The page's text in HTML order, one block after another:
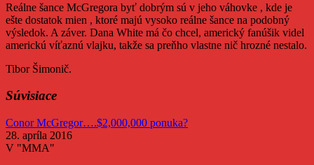
Reálne šance McGregora byť dobrým sú v jeho váhovke , kde je
ešte dostatok mien , ktoré majú vysoko reálne šance na podobný
výsledok. A záver. Dana White má čo chcel, americký fanúšik videl
americkú víťaznú vlajku, takže sa preňho vlastne nič hrozné nestalo.
Tibor Šimonič.
Súvisiace
Conor McGregor….$2,000,000 ponuka?
28. apríla 2016
V "MMA"